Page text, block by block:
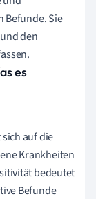
Befunde. Sie
den
es
auf die
Krankheiten
bedeutet
Befunde